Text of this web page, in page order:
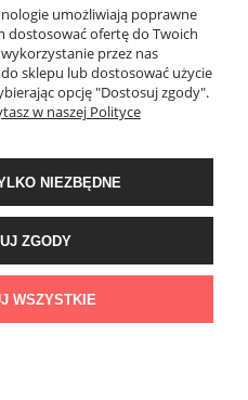
I DOSTAWA
23, 41-708 Ruda Śląska | E-mail:
lub 600 012 159 | TGS Przemysław
| REGON: 276403698
umożliwiają poprawne
dostosować ofertę do Twoich
przez nas
sklepu lub dostosować użycie
opcję "Dostosuj zgody".
w naszej Polityce
NIEZBĘDNE
ZGODY
WSZYSTKIE